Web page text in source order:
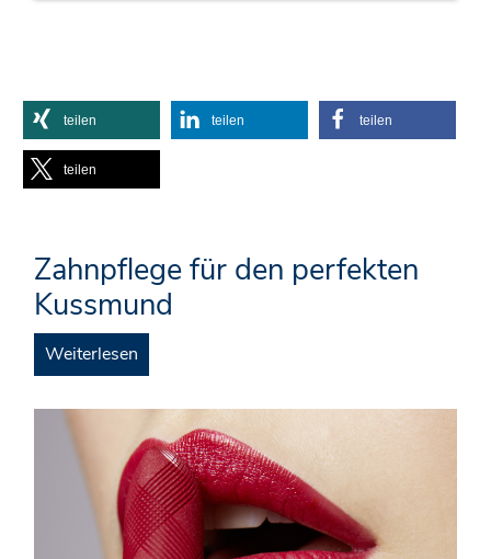
teilen teilen teilen
teilen
Zahnpflege für den perfekten
Kussmund
Weiterlesen